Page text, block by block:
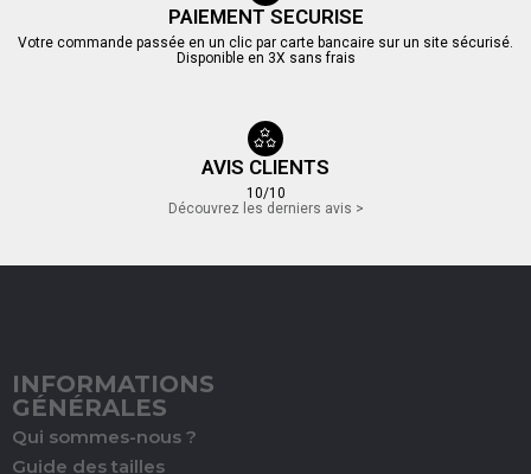
PAIEMENT SECURISE
Votre commande passée en un clic par carte bancaire sur un site sécurisé.
Disponible en 3X sans frais
AVIS CLIENTS
10/10
Découvrez les derniers avis >
INFORMATIONS
GÉNÉRALES
Qui sommes-nous ?
Guide des tailles